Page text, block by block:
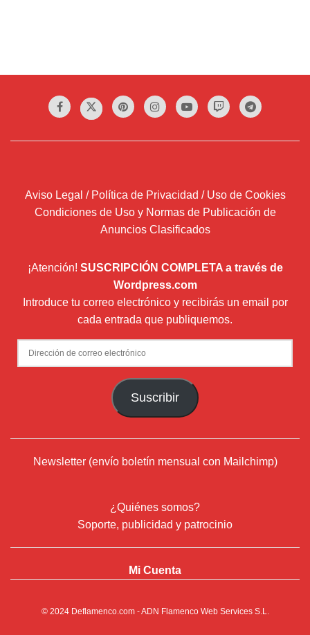
Aviso Legal / Política de Privacidad / Uso de Cookies
Condiciones de Uso y Normas de Publicación de
Anuncios Clasificados
¡Atención! SUSCRIPCIÓN COMPLETA a través de
Wordpress.com
Introduce tu correo electrónico y recibirás un email por
cada entrada que publiquemos.
Dirección
de
Suscribir
Newsletter (envío boletín mensual con Mailchimp)
¿Quiénes somos?
Soporte, publicidad y patrocinio
Mi Cuenta
© 2024 Deflamenco.com- ADN Flamenco Web Services S.L.